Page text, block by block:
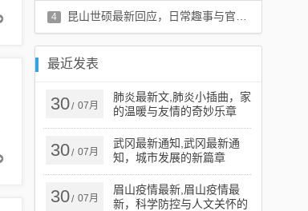
评论：9 条
4 昆山世硕最新回应，日常趣事与官方更新揭秘
最近发表
30/ 07月
肺炎最新文,肺炎小插曲，家
的温暖与友情的奇妙乐章
30/ 07月
武冈最新通知,武冈最新通
知，城市发展的新篇章
30/ 07月
眉山疫情最新,眉山疫情最
新，科学防控与人文关怀的